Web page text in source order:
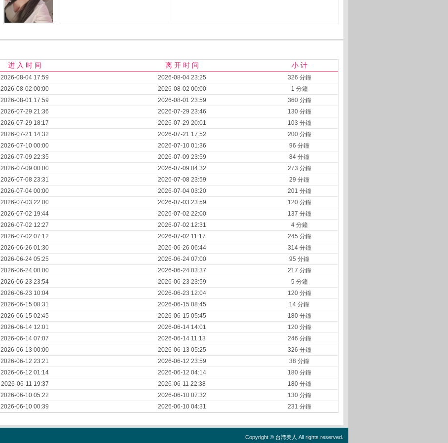
进 入 时 间 离 开 时 间 小 计
2026-08-04 17:59 2026-08-04 23:25
326 分鐘
2026-08-02 00:00 2026-08-02 00:00
1 分鐘
2026-08-01 17:59 2026-08-01 23:59
360 分鐘
2026-07-29 21:36 2026-07-29 23:46
130 分鐘
2026-07-29 18:17 2026-07-29 20:01
103 分鐘
2026-07-21 14:32 2026-07-21 17:52
200 分鐘
2026-07-10 00:00 2026-07-10 01:36
96 分鐘
2026-07-09 22:35 2026-07-09 23:59
84 分鐘
2026-07-09 00:00 2026-07-09 04:32
273 分鐘
2026-07-08 23:31 2026-07-08 23:59
29 分鐘
2026-07-04 00:00 2026-07-04 03:20
201 分鐘
2026-07-03 22:00 2026-07-03 23:59
120 分鐘
2026-07-02 19:44 2026-07-02 22:00
137 分鐘
2026-07-02 12:27 2026-07-02 12:31
4 分鐘
2026-07-02 07:12 2026-07-02 11:17
245 分鐘
2026-06-26 01:30 2026-06-26 06:44
314 分鐘
2026-06-24 05:25 2026-06-24 07:00
95 分鐘
2026-06-24 00:00 2026-06-24 03:37
217 分鐘
2026-06-23 23:54 2026-06-23 23:59
5 分鐘
2026-06-23 10:04 2026-06-23 12:04
120 分鐘
2026-06-15 08:31 2026-06-15 08:45
14 分鐘
2026-06-15 02:45 2026-06-15 05:45
180 分鐘
2026-06-14 12:01 2026-06-14 14:01
120 分鐘
2026-06-14 07:07 2026-06-14 11:13
246 分鐘
2026-06-13 00:00 2026-06-13 05:25
326 分鐘
2026-06-12 23:21 2026-06-12 23:59
38 分鐘
2026-06-12 01:14 2026-06-12 04:14
180 分鐘
2026-06-11 19:37 2026-06-11 22:38
180 分鐘
2026-06-10 05:22 2026-06-10 07:32
130 分鐘
2026-06-10 00:39 2026-06-10 04:31 231 分鐘
Copyright © 台湾美人 All rights reserved.